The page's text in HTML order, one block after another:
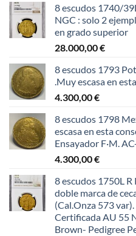
8 escudos 1740/
NGC : solo 2
en grado superior
28.000,00€
8 escudos 1793
.Muy escasa en
4.300,00€
8 escudos 1798
escasa en esta
Ensayador F·M.
4.300,00€
8 escudos 1750L R
doble marca de
(Cal.Onza 573
Certificada AU 55
Brown- Pedigree